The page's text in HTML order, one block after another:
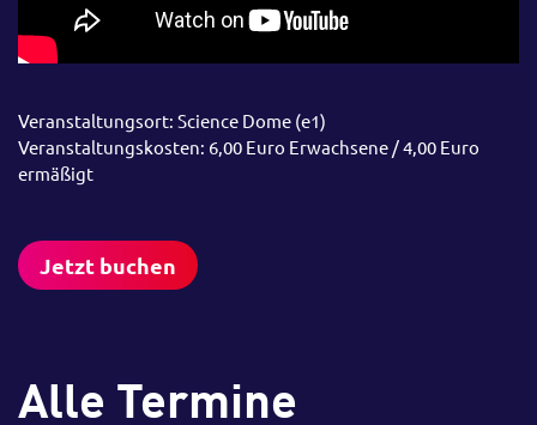
Veranstaltungsort: Science Dome (e1)
Veranstaltungskosten: 6,00 Euro Erwachsene / 4,00 Euro
ermäßigt
Jetzt buchen
Alle Termine